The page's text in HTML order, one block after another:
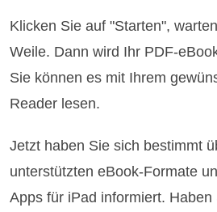
Klicken Sie auf "Starten",
Weile. Dann wird Ihr PDF-
Sie können es mit Ihrem
Reader lesen.
Jetzt haben Sie sich bestimmt
unterstützten eBook-Formate
Apps für iPad informiert.